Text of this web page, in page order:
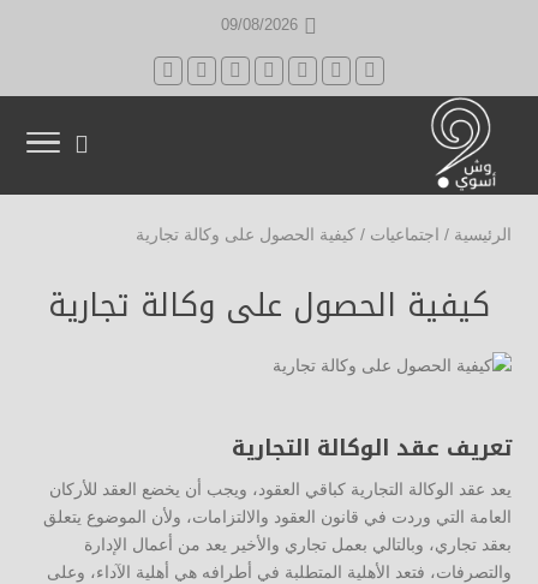
09/08/2026
الرئيسية / اجتماعيات / كيفية الحصول على وكالة تجارية
كيفية الحصول على وكالة تجارية
تعريف عقد الوكالة التجارية
يعد عقد الوكالة التجارية كباقي العقود، ويجب أن يخضع العقد للأركان
العامة التي وردت في قانون العقود والالتزامات، ولأن الموضوع يتعلق
بعقد تجاري، وبالتالي بعمل تجاري والأخير يعد من أعمال الإدارة
والتصرفات، فتعد الأهلية المتطلبة في أطرافه هي أهلية الآداء، وعلى